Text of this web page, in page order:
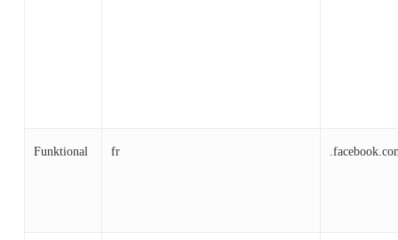
Funktional fr